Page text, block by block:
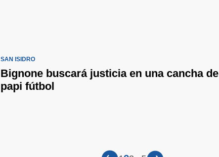
SAN ISIDRO
Bignone buscará justicia en una cancha de
papi fútbol